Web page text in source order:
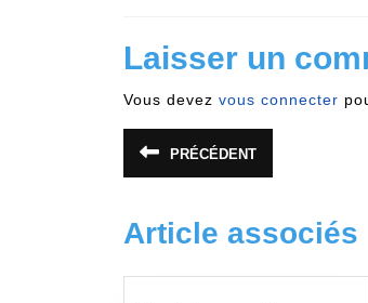
Laisser un
Vous devez vous connecter
Navigation
de
l’article
PRÉCÉDENT
précédent
Article associés